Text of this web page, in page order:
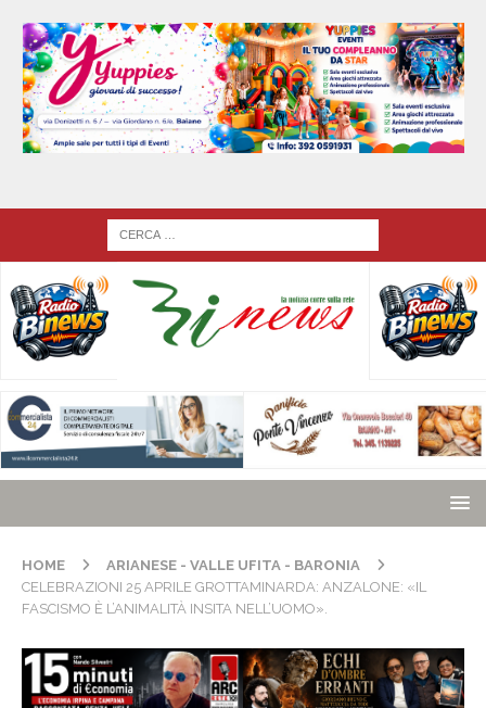
HOME
ARIANESE - VALLE UFITA - BARONIA
CELEBRAZIONI 25 APRILE GROTTAMINARDA: ANZALONE: «IL
FASCISMO È L’ANIMALITÀ INSITA NELL’UOMO».